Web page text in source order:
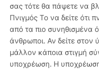
σας τότε θα πάψετε να
Πνιγμός Το να δείτε ότι
από τα πιο συνηθισμένα
άνθρωποι. Αν δείτε στον
μάλλον κάποια στιγμή
υποχρέωση. Η